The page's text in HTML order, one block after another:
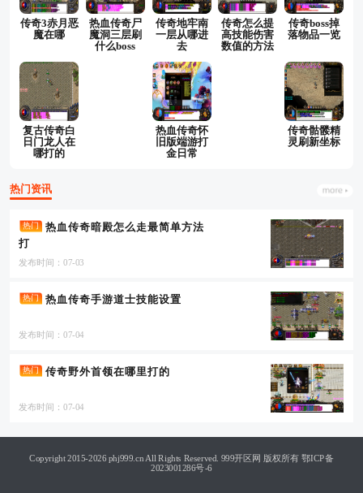
传奇3赤月恶
魔在哪
热血传奇尸
魔洞三层刷
什么boss
传奇地牢南
一层从哪进
去
传奇怎么提
高技能伤害
数值的方法
传奇boss掉
落物品一览
复古传奇白
日门龙人在
哪打的
热血传奇怀
旧版端游打
金日常
传奇骷髅精
灵刷新坐标
热门资讯
热门
热血传奇暗殿怎么走最简单方法
打
发布时间：07-03
热门 热血传奇手游道士技能设置
发布时间：07-04
热门 传奇野外首领在哪里打的
发布时间：07-04
Copyright 2015-2026 phj999.cn All Rights Reserved. 999开区网 版权所有鄂ICP备
2023001286号-6